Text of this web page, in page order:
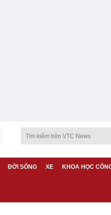
ĐỜI SỐNG XE KHOA HỌC